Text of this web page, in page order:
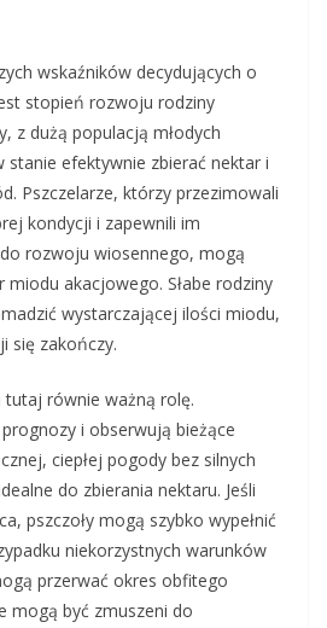
wskaźników decydujących o
stopień rozwoju rodziny
z dużą populacją młodych
stanie efektywnie zbierać nektar i
Pszczelarze, którzy przezimowali
kondycji i zapewnili im
rozwoju wiosennego, mogą
akacjowego. Słabe rodziny
wystarczającej ilości miodu,
się zakończy.
równie ważną rolę.
i obserwują bieżące
ciepłej pogody bez silnych
do zbierania nektaru. Jeśli
pszczoły mogą szybko wypełnić
niekorzystnych warunków
przerwać okres obfitego
mogą być zmuszeni do